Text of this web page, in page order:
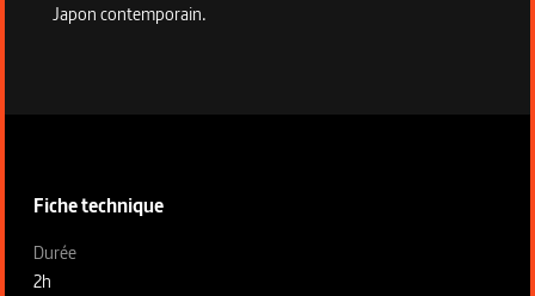
Japon contemporain.
Fiche technique
Fiche technique section gauche
Durée
2h